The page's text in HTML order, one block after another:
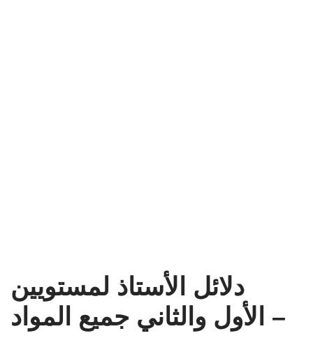
دلائل الأستاذ لمستويين
الأول والثاني جميع المواد –